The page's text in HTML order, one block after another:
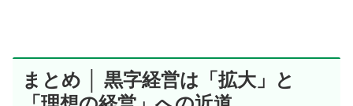
まとめ │ 黒字経営は「拡大」と